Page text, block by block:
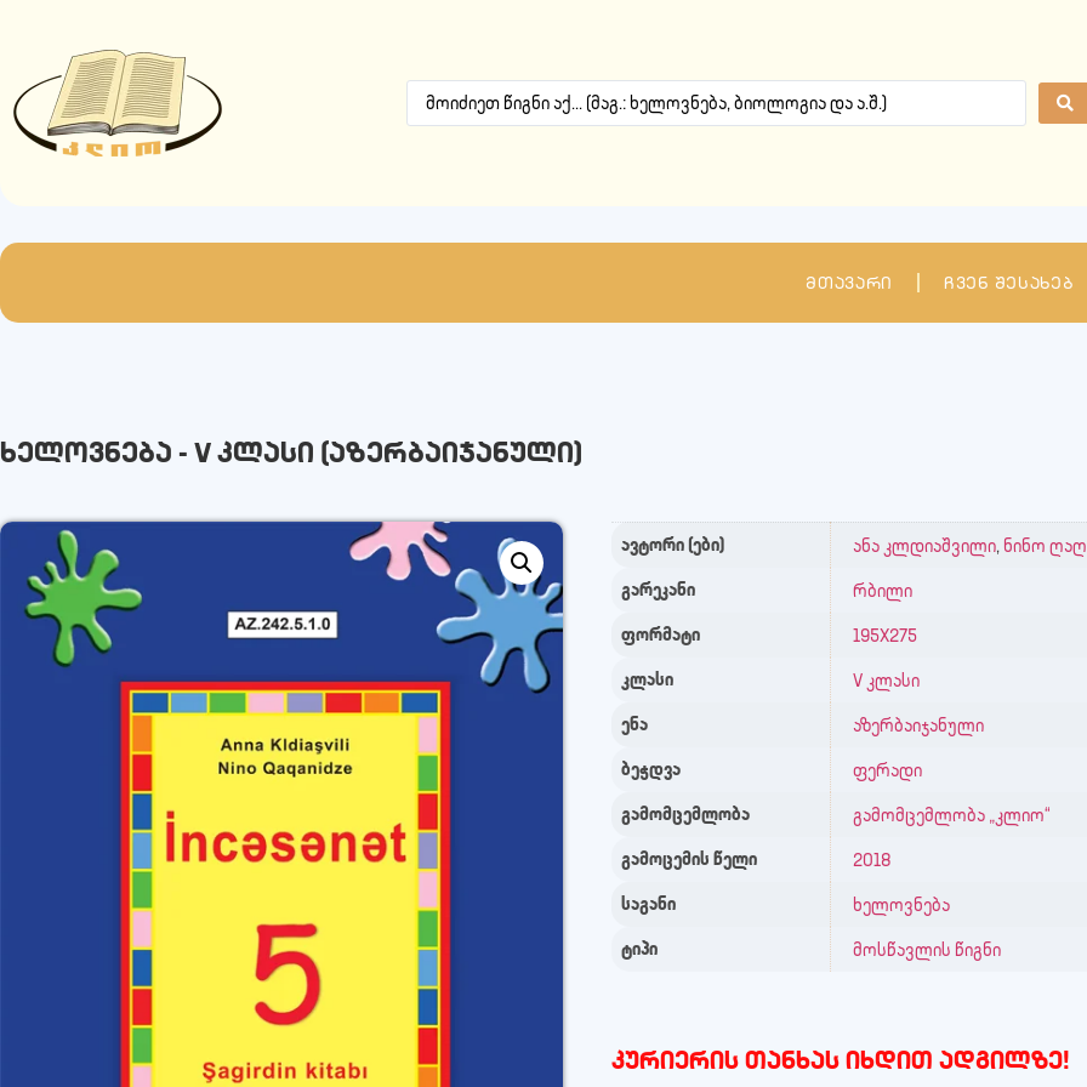
მთავარი ჩვენ შესახებ
ხელოვნება - V კლასი (აზერბაიჯანული)
ავტორი (ები) ანა კლდიაშვილი, ნინო
გარეკანი რბილი
ფორმატი 195X275
კლასი V კლასი
ენა აზერბაიჯანული
ბეჭდვა ფერადი
გამომცემლობა გამომცემლობა „კლიო“
გამოცემის წელი 2018
საგანი ხელოვნება
ტიპი მოსწავლის წიგნი
კურიერის თანხას იხდით ადგილზე!